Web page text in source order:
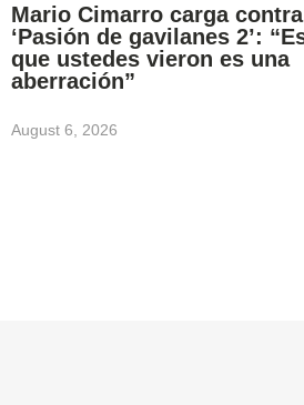
Mario Cimarro carga contra
‘Pasión de gavilanes 2’:
que ustedes vieron es una
aberración”
August 6, 2026